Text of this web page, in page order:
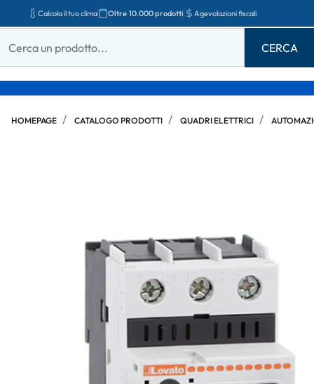
Calcola il tuo clima Oltre 10.000 prodotti Agevolazioni fiscali
HOMEPAGE CATALOGO PRODOTTI QUADRI ELETTRICI